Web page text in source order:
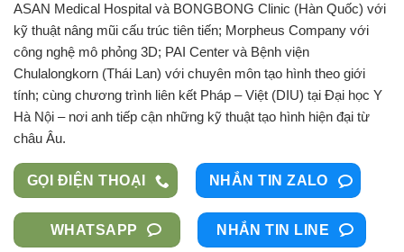
ASAN Medical Hospital và BONGBONG Clinic (Hàn Quốc) với
kỹ thuật nâng mũi cấu trúc tiên tiến; Morpheus Company với
công nghệ mô phỏng 3D; PAI Center và Bệnh viện
Chulalongkorn (Thái Lan) với chuyên môn tạo hình theo giới
tính; cùng chương trình liên kết Pháp – Việt (DIU) tại Đại học Y
Hà Nội – nơi anh tiếp cận những kỹ thuật tạo hình hiện đại từ
châu Âu.
GỌI ĐIỆN THOẠI NHẮN TIN ZALO
WHATSAPP NHẮN TIN LINE